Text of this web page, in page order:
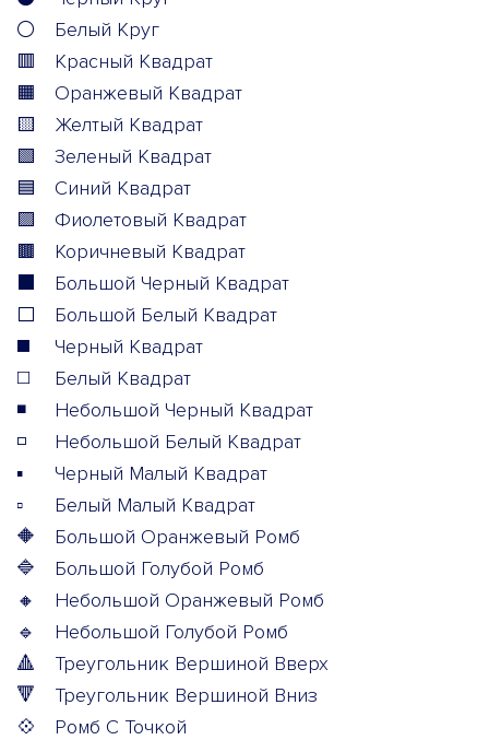
⚪
Белый Круг
🟥
Красный Квадрат
🟧
Оранжевый Квадрат
🟨
Желтый Квадрат
🟩
Зеленый Квадрат
🟦
Синий Квадрат
🟪
Фиолетовый Квадрат
🟫
Коричневый Квадрат
Большой Черный Квадрат
⬜
Большой Белый Квадрат
◼️
Черный Квадрат
◻️
Белый Квадрат
◾
Небольшой Черный Квадрат
◽
Небольшой Белый Квадрат
▪️
Черный Малый Квадрат
▫️
Белый Малый Квадрат
🔶
Большой Оранжевый Ромб
🔷
Большой Голубой Ромб
🔸
Небольшой Оранжевый Ромб
🔹
Небольшой Голубой Ромб
🔺
Треугольник Вершиной Вверх
🔻
Треугольник Вершиной Вниз
💠
Ромб С Точкой